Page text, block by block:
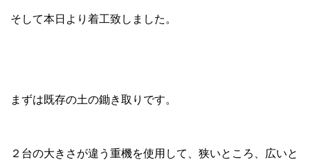
そして本日より着工致しました。
まずは既存の土の鋤き取りです。
２台の大きさが違う重機を使用して、狭いところ、広いと